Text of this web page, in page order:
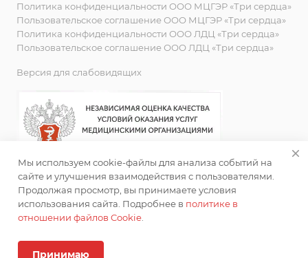
Политика конфиденциальности ООО МЦГЭР «Три сердца»
Пользовательское соглашение ООО МЦГЭР «Три сердца»
Политика конфиденциальности ООО ЛДЦ «Три сердца»
Пользовательское соглашение ООО ЛДЦ «Три сердца»
Версия для слабовидящих
ИМЕЮТСЯ ПРОТИВОПОКАЗАНИЯ. НЕОБХОДИМА
Мы используем cookie-файлы для анализа событий на
сайте и улучшения взаимодействия с пользователями.
Продолжая просмотр, вы принимаете условия
использования сайта. Подробнее в политике в
отношении файлов Cookie
Принимаю